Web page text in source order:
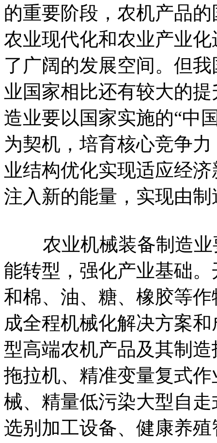
的重要阶段，农机产品
农业现代化和农业产业
了广阔的发展空间。但
业国家相比还有较大的
造业要以国家实施的“中
为契机，培育核心竞争
业结构优化实现适应经
注入新的能量，实现由
农业机械装备制造业
能转型，强化产业基础
和棉、油、糖、橡胶等
成全程机械化解决方案
型高端农机产品及其制
拖拉机、精准变量复式
械、精量低污染大型自
选别加工设备、健康养